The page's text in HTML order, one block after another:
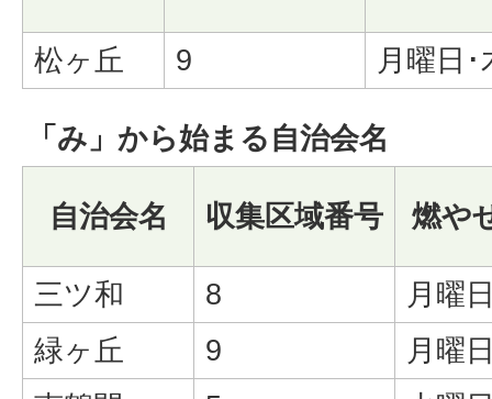
松ヶ丘 9 月曜日･
「み」から始まる自治会名
自治会名 収集区域番号 燃や
三ツ和 8
月曜
緑ヶ丘
9
月曜